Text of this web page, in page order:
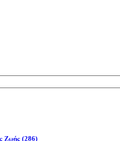
Ζωής (286)